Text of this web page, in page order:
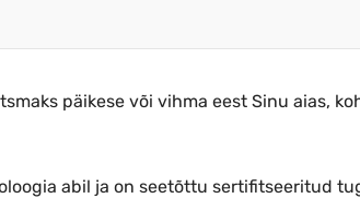
päikese või vihma eest Sinu aias,
abil ja on seetõttu sertifitseeritud